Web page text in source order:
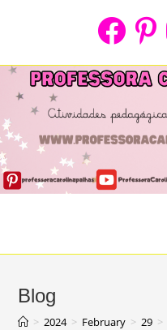
Blog
> 2024 > February > 29 >